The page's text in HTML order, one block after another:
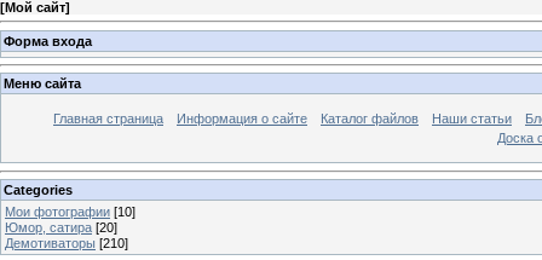
[Мой сайт]
Форма входа
Меню сайта
Главная страница Информация о сайте Каталог файлов Наши статьи
Доска
Categories
Мои фотографии [10]
Юмор, сатира [20]
Демотиваторы [210]